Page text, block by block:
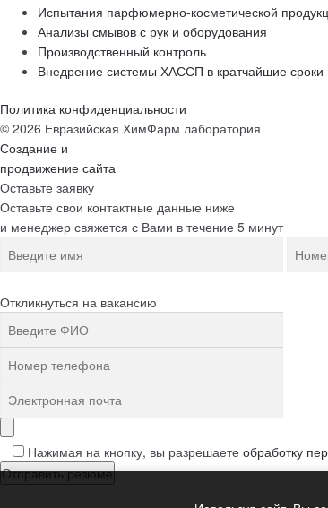
Испытания парфюмерно-косметической
Анализы смывов с рук и оборудования
Производственный контроль
Внедрение системы ХАССП в кратчайшие сроки
Политика конфиденциальности
© 2026 Евразийская ХимФарм лаборатория
Создание и
продвижение сайта
Оставьте заявку
Оставьте свои контактные данные ниже
и менеджер свяжется с Вами в течение 5 минут
Откликнуться на вакансию
Нажимая на кнопку, вы разрешаете обработку